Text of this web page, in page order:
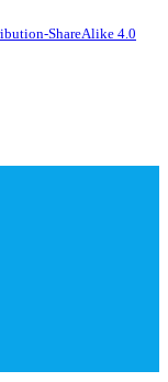
ShareAlike 4.0